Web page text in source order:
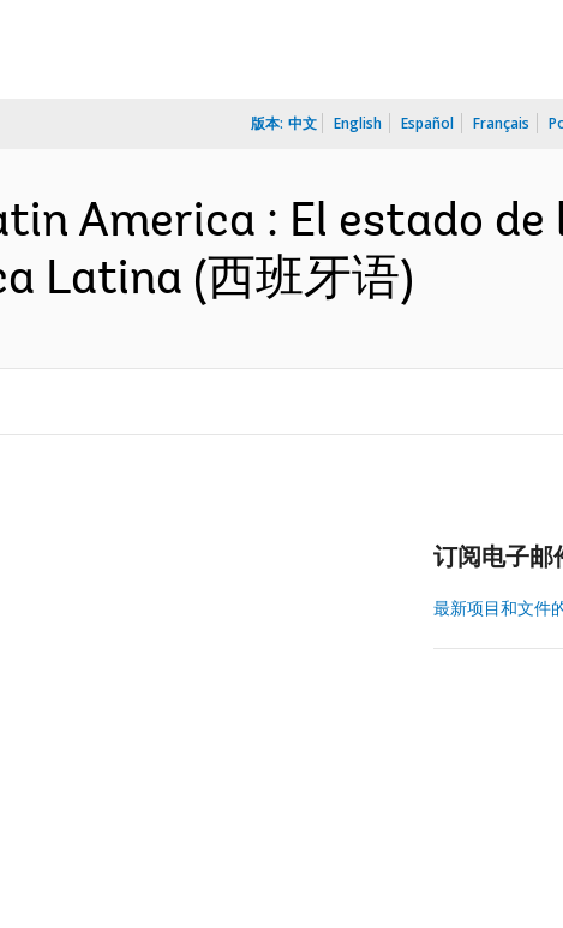
版本: 中文 English Español Français
America : El estado de
Latina (西班牙语)
订阅电子邮
最新项目和文件